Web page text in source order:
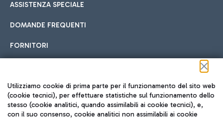
ASSISTENZA SPECIALE
DOMANDE FREQUENTI
FORNITORI
Seguici sui social
Utilizziamo cookie di prima parte per il funzionamento del sito web
(cookie tecnici), per effettuare statistiche sul funzionamento dello
stesso (cookie analitici, quando assimilabili ai cookie tecnici), e,
con il suo consenso, cookie analitici non assimilabili ai cookie